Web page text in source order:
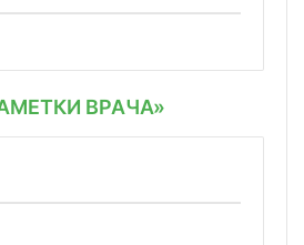
ВРАЧА»